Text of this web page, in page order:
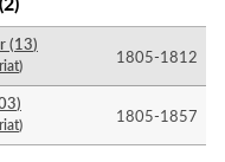
(13)
) 1805-​1812
)
) 1805-​1857